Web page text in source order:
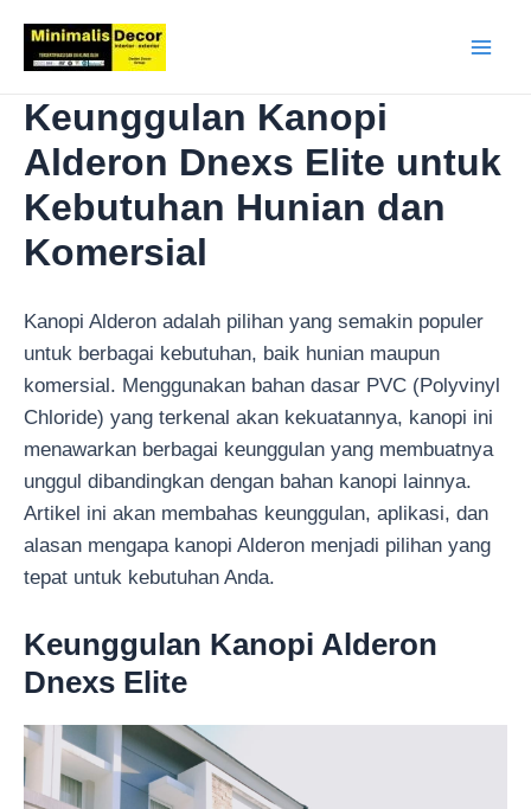
konten
Keunggulan Kanopi
Alderon Dnexs Elite untuk
Kebutuhan Hunian dan
Komersial
Kanopi Alderon adalah pilihan yang semakin populer
untuk berbagai kebutuhan, baik hunian maupun
komersial. Menggunakan bahan dasar PVC (Polyvinyl
Chloride) yang terkenal akan kekuatannya, kanopi ini
menawarkan berbagai keunggulan yang membuatnya
unggul dibandingkan dengan bahan kanopi lainnya.
Artikel ini akan membahas keunggulan, aplikasi, dan
alasan mengapa kanopi Alderon menjadi pilihan yang
tepat untuk kebutuhan Anda.
Keunggulan Kanopi Alderon
Dnexs Elite